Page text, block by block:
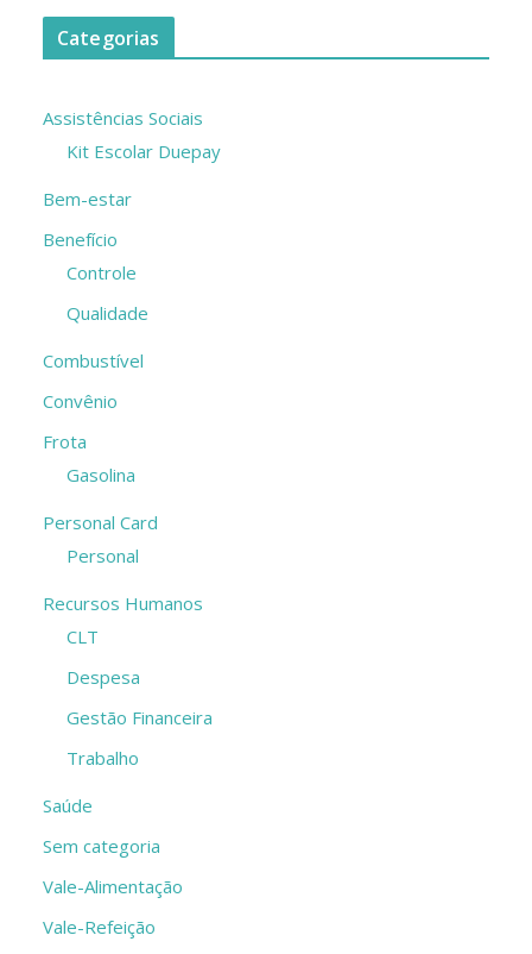
Categorias
Assistências Sociais
Kit Escolar Duepay
Bem-estar
Benefício
Controle
Qualidade
Combustível
Convênio
Frota
Gasolina
Personal Card
Personal
Recursos Humanos
CLT
Despesa
Gestão Financeira
Trabalho
Saúde
Sem categoria
Vale-Alimentação
Vale-Refeição